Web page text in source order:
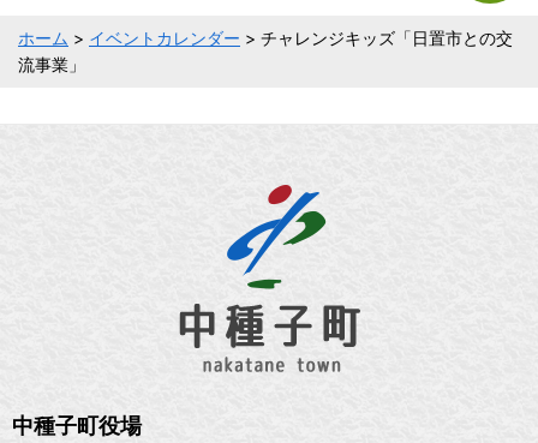
ホーム > イベントカレンダー > チャレンジキッズ「日置市との交
流事業」
中種子町役場